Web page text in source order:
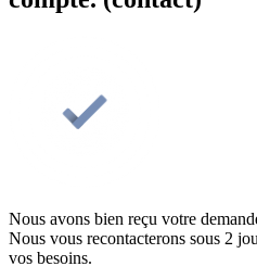
Nous avons bien reçu votre
Nous vous recontacterons sous 2
vos besoins.